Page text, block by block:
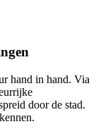
hand in hand. Via
door de stad.